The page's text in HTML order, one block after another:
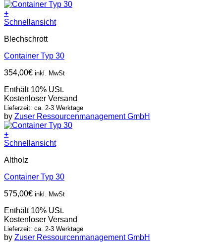
+
Schnellansicht
Blechschrott
Container Typ 30
354,00€ inkl. MwSt
Enthält 10% USt.
Kostenloser Versand
Lieferzeit: ca. 2-3 Werktage
by Zuser Ressourcenmanagement GmbH
+
Schnellansicht
Altholz
Container Typ 30
575,00€ inkl. MwSt
Enthält 10% USt.
Kostenloser Versand
Lieferzeit: ca. 2-3 Werktage
by Zuser Ressourcenmanagement GmbH